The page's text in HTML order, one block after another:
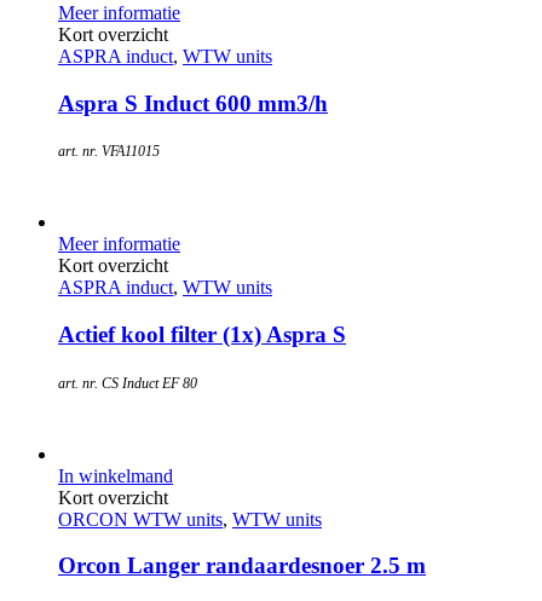
Meer informatie
Kort overzicht
ASPRA induct, WTW units
Aspra S Induct 600 mm3/h
art. nr. VFA11015
Meer informatie
Kort overzicht
ASPRA induct, WTW units
Actief kool filter (1x) Aspra S
art. nr. CS Induct EF 80
In winkelmand
Kort overzicht
ORCON WTW units, WTW units
Orcon Langer randaardesnoer 2.5 m